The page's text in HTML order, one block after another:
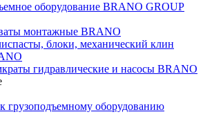
оборудование BRANO GROUP
монтажные BRANO
блоки, механический клин
гидравлические и насосы BRANO
грузоподъемному оборудованию